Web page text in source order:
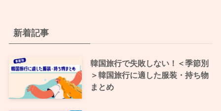
新着記事
韓国旅行で失敗しない！＜季節別
＞韓国旅行に適した服装・持ち物
まとめ